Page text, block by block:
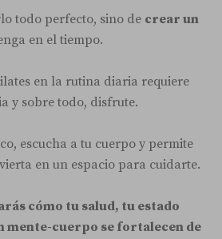
todo perfecto, sino de crear un
en el tiempo.
en la rutina diaria requiere
y sobre todo, disfrute.
escucha a tu cuerpo y permite
en un espacio para cuidarte.
cómo tu salud, tu estado
mente-cuerpo se fortalecen de